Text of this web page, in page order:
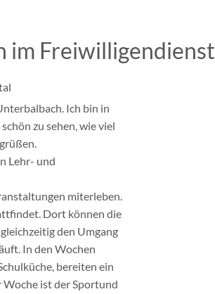
im Freiwilligendienst
Ich bin in
zu sehen, wie viel
Lehr- und
miterleben.
Dort können die
den Umgang
In den Wochen
bereiten ein
Woche ist der Sportund